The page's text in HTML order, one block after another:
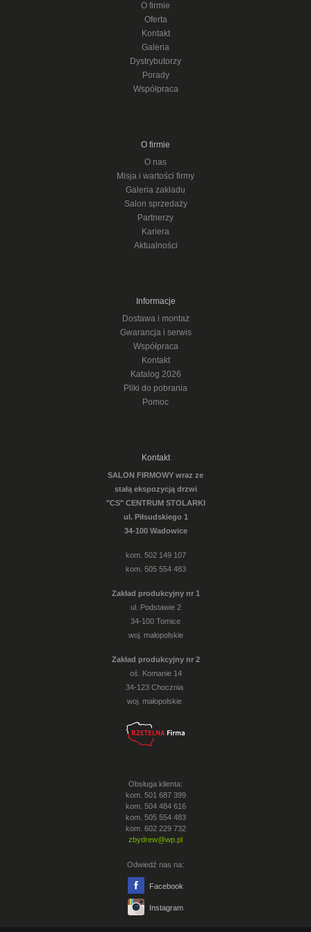
O firmie
Oferta
Kontakt
Galeria
Dystrybutorzy
Porady
Współpraca
O firmie
O nas
Misja i wartości firmy
Galeria zakładu
Salon sprzedaży
Partnerzy
Kariera
Aktualności
Informacje
Dostawa i montaż
Gwarancja i serwis
Współpraca
Kontakt
Katalog 2026
Pliki do pobrania
Pomoc
Kontakt
SALON FIRMOWY wraz ze
stałą ekspozycją drzwi
"CS" CENTRUM STOLARKI
ul. Piłsudskiego 1
34-100 Wadowice
kom. 502 149 107
kom. 505 554 483
Zakład produkcyjny nr 1
ul. Podstawie 2
34-100 Tomice
woj. małopolskie
Zakład produkcyjny nr 2
oś. Komanie 14
34-123 Chocznia
woj. małopolskie
Obsługa klienta:
kom. 501 687 399
kom. 504 484 616
kom. 505 554 483
kom. 602 229 732
zbydrew@wp.pl
Odwiedź nas na:
Facebook
Instagram